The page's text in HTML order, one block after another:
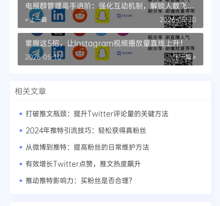
电报群管理高手进阶：强化互动机制，解锁人数飞速
增长
« 上一篇 2026-05-10
掌握这5招，让Instagram视频播放量直线上升！
下一篇 »
2026-05-10
相关文章
打破推文瓶颈：提升Twitter评论量的关键方法
2024年推特引流技巧：轻松获得真粉丝
从微博到推特：提高粉丝的日常维护方法
有效增长Twitter点赞，推文热度飙升
推动推特影响力：买粉丝是否合理？